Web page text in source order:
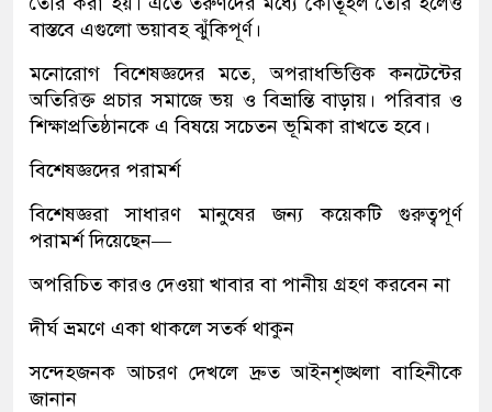
বাস্তবে এগুলো ভয়াবহ ঝুঁকিপূর্ণ।
মনোরোগ বিশেষজ্ঞদের মতে, অপরাধভিত্তিক কনটেন্টের
অতিরিক্ত প্রচার সমাজে ভয় ও বিভ্রান্তি বাড়ায়। পরিবার ও
শিক্ষাপ্রতিষ্ঠানকে এ বিষয়ে সচেতন ভূমিকা রাখতে হবে।
বিশেষজ্ঞদের পরামর্শ
বিশেষজ্ঞরা সাধারণ মানুষের জন্য কয়েকটি গুরুত্বপূর্ণ
পরামর্শ দিয়েছেন—
অপরিচিত কারও দেওয়া খাবার বা পানীয় গ্রহণ করবেন না
দীর্ঘ ভ্রমণে একা থাকলে সতর্ক থাকুন
সন্দেহজনক আচরণ দেখলে দ্রুত আইনশৃঙ্খলা বাহিনীকে
জানান